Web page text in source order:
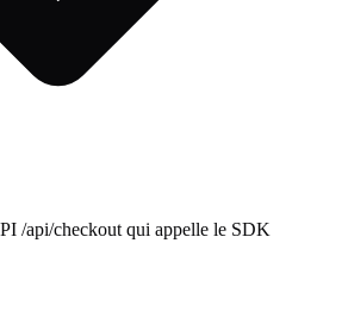
/api/checkout qui appelle le SDK